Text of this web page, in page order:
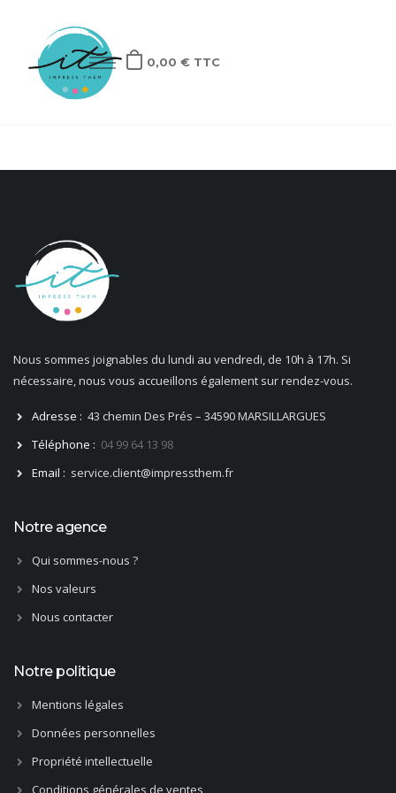
Anniversaire
Autres
Sur-mesure
0,00 € TTC
Nous sommes joignables du lundi au vendredi, de 10h à 17h. Si
nécessaire, nous vous accueillons également sur rendez-vous.
Adresse : 43 chemin Des Prés – 34590 MARSILLARGUES
Téléphone : 04 99 64 13 98
Email : service.client@impressthem.fr
Notre agence
Qui sommes-nous ?
Nos valeurs
Nous contacter
Notre politique
Mentions légales
Données personnelles
Propriété intellectuelle
Conditions générales de ventes